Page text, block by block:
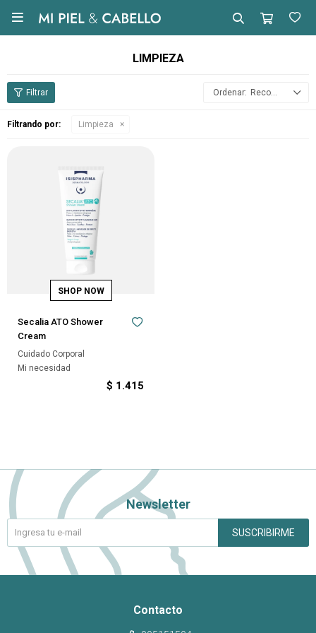

LIMPIEZA
Recomendados
Filtrando por: Limpieza
Secalia ATO Shower
Cream
Cuidado Corporal
Mi necesidad
$ 1.415
Contacto
Newsletter
SUSCRIBIRME